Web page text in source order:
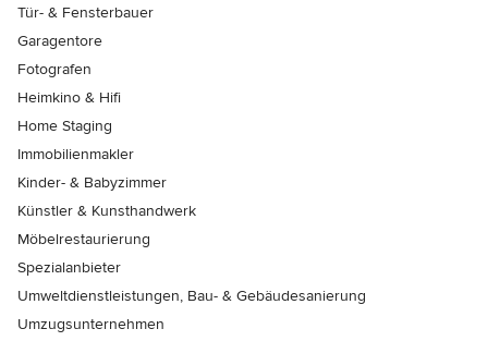
Tür- & Fensterbauer
Garagentore
Fotografen
Heimkino & Hifi
Home Staging
Immobilienmakler
Kinder- & Babyzimmer
Künstler & Kunsthandwerk
Möbelrestaurierung
Spezialanbieter
Umweltdienstleistungen, Bau- & Gebäudesanierung
Umzugsunternehmen